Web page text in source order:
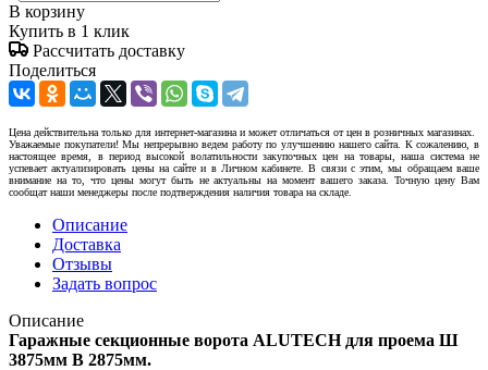
В корзину
Купить в 1 клик
Рассчитать доставку
Поделиться
Цена действительна только для интернет-магазина и может отличаться от цен в розничных магазинах.
Уважаемые покупатели! Мы непрерывно ведем работу по улучшению нашего сайта. К сожалению, в
настоящее время, в период высокой волатильности закупочных цен на товары, наша система не
успевает актуализировать цены на сайте и в Личном кабинете. В связи с этим, мы обращаем ваше
внимание на то, что цены могут быть не актуальны на момент вашего заказа. Точную цену Вам
сообщат наши менеджеры после подтверждения наличия товара на складе.
Описание
Доставка
Отзывы
Задать вопрос
Описание
Гаражные секционные ворота ALUTECH для проема Ш
3875мм В 2875мм.